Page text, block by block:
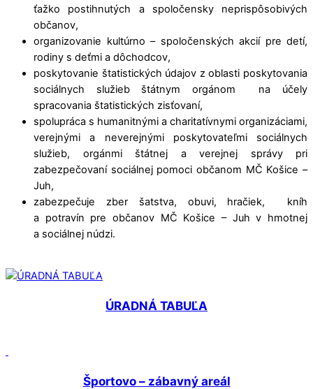
ťažko postihnutých a spoločensky neprispôsobivých
občanov,
organizovanie kultúrno – spoločenských akcií pre detí,
rodiny s deťmi a dôchodcov,
poskytovanie štatistických údajov z oblasti poskytovania
sociálnych služieb štátnym orgánom na účely
spracovania štatistických zisťovaní,
spolupráca s humanitnými a charitatívnymi organizáciami,
verejnými a neverejnými poskytovateľmi sociálnych
služieb, orgánmi štátnej a verejnej správy pri
zabezpečovaní sociálnej pomoci občanom MČ Košice –
Juh,
zabezpečuje zber šatstva, obuvi, hračiek, kníh
a potravín pre občanov MČ Košice – Juh v hmotnej
a sociálnej núdzi.
ÚRADNÁ TABUĽA
Športovo – zábavný areál